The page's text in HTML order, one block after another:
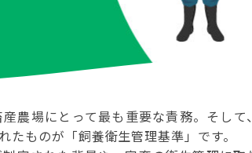
農場にとって最も重要な責務。そして
ものが「飼養衛生管理基準」です。